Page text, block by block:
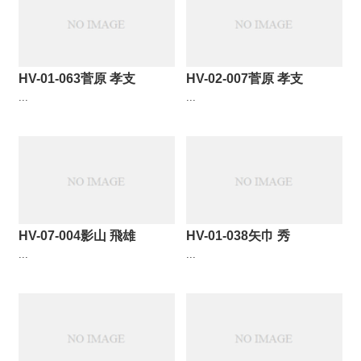
HV-01-063菅原 孝支
...
HV-02-007菅原 孝支
...
HV-07-004影山 飛雄
...
HV-01-038矢巾 秀
...